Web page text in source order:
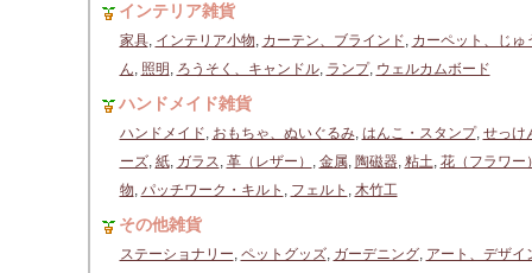
インテリア雑貨
家具, インテリア小物, カーテン、ブラインド, カーペット、じゅ
ん, 照明 , ろうそく、キャンドル, ランプ, ウェルカムボード
ハンドメイド雑貨
ハンドメイド, おもちゃ、ぬいぐるみ, はんこ・スタンプ, せっけ
ーズ, 紙, ガラス, 革（レザー） , 金属, 陶磁器, 粘土, 花（フラワー
物, パッチワーク・キルト , フェルト , 木竹工
その他雑貨
ステーショナリー, ペットグッズ, ガーデニング, アート、デザイ